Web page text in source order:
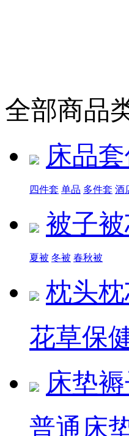
全部商品
床品
四件套 单品 多件套 酒
被子
夏被 冬被 春秋被
枕头
花草保
床垫
普通床